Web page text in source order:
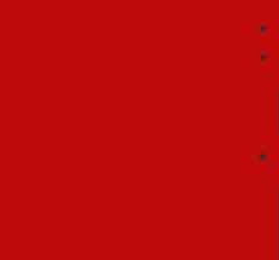
Inscrições
Conselho